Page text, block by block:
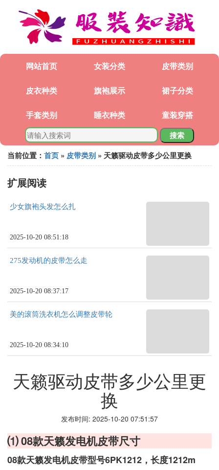
网站首页 女装分类 皮带类别
皮衣种类 旗袍展示 裙子分类
手套类别 睡衣种类 童装穿搭
搜索
当前位置： 首页 » 皮带类别 » 天籁驱动皮带多少公里更换
扩展阅读
少女旗袍头发怎么扎
2025-10-20 08:51:18
275发动机的皮带怎么走
2025-10-20 08:37:17
美的滚筒洗衣机怎么调整皮带轮
2025-10-20 08:34:10
天籁驱动皮带多少公里更
换
发布时间: 2025-10-20 07:51:57
⑴ 08款天籁发电机皮带尺寸
08款天籁发电机皮带型号6PK1212，长度1212m